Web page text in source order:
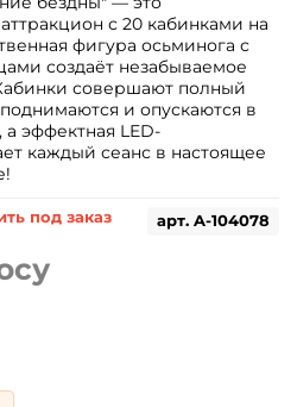
арт. A-104078
под заказ
с 20 кабинками на
фигура осьминога с
создаёт незабываемое
совершают полный
и опускаются в
эффектная LED-
каждый сеанс в настоящее